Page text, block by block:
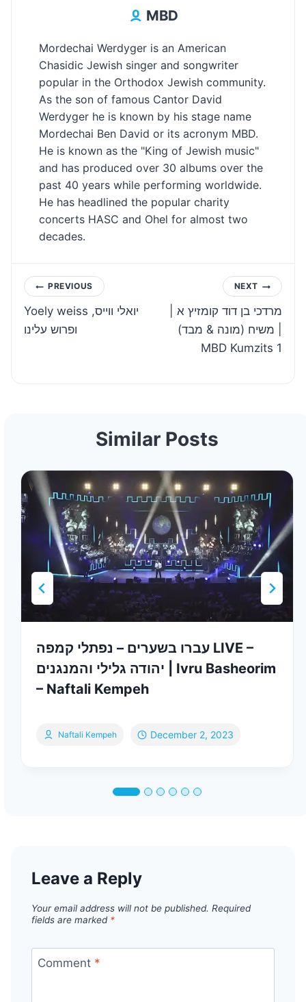
MBD
Mordechai Werdyger is an American
Chasidic Jewish singer and songwriter
popular in the Orthodox Jewish community.
As the son of famous Cantor David
Werdyger he is known by his stage name
Mordechai Ben David or its acronym MBD.
He is known as the "King of Jewish music"
and has produced over 30 albums over the
past 40 years while performing worldwide.
He has headlined the popular charity
concerts HASC and Ohel for almost two
decades.
Post
navigation
PREVIOUS
Yoely weiss יואלי ווייס,
ופרוש עלינו
NEXT
מרדכי בן דוד קומזיץ א |
משיח (מונה & מבד) |
MBD Kumzits 1
Similar Posts
עברו בשערים – נפתלי קמפה LIVE –
יהודה גלילי והמנגנים | Ivru Basheorim
– Naftali Kempeh
Naftali Kempeh December 2, 2023
Leave a Reply
Your email address will not be published. Required
fields are marked *
Comment *